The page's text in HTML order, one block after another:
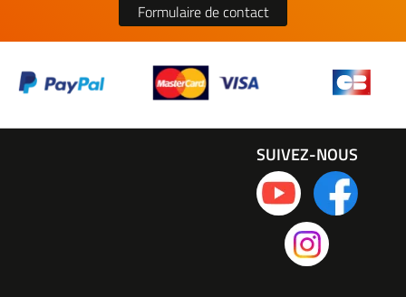
Formulaire de contact
SUIVEZ-NOUS